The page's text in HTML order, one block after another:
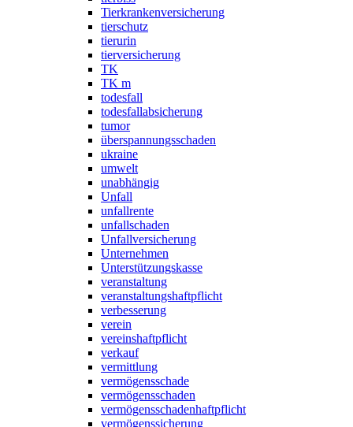
Tierkrankenversicherung
tierschutz
tierurin
tierversicherung
TK
TK m
todesfall
todesfallabsicherung
tumor
überspannungsschaden
ukraine
umwelt
unabhängig
Unfall
unfallrente
unfallschaden
Unfallversicherung
Unternehmen
Unterstützungskasse
veranstaltung
veranstaltungshaftpflicht
verbesserung
verein
vereinshaftpflicht
verkauf
vermittlung
vermögensschade
vermögensschaden
vermögensschadenhaftpflicht
vermögenssicherung